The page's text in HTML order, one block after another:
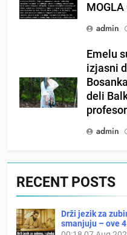
MOGLA
admin
Emelu
izjasni
deli
admin
RECENT POSTS
Drži jezik za
smanjuju – ove